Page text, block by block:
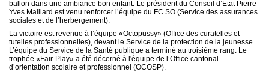
ballon dans une ambiance bon enfant. Le président du Conseil d’Etat Pierre-
Yves Maillard est venu renforcer l’équipe du FC SO (Service des assurances
sociales et de l’herbergement).
La victoire est revenue à l’équipe «Octopussy» (Office des curatelles et
tutelles professionnelles), devant le Service de la protection de la jeunesse.
L’équipe du Service de la Santé publique a terminé au troisième rang. Le
trophée «Fair-Play» a été décerné à l'équipe de l’Office cantonal
d’orientation scolaire et professionnel (OCOSP).